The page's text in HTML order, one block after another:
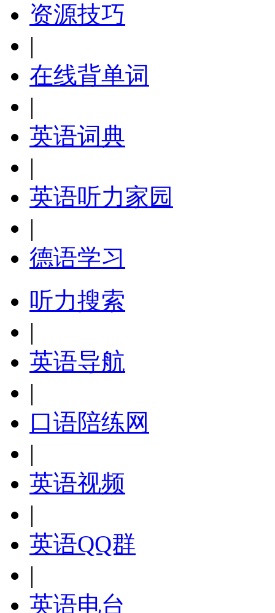
资源技巧
|
在线背单词
|
英语词典
|
英语听力家园
|
德语学习
听力搜索
|
英语导航
|
口语陪练网
|
英语视频
|
英语QQ群
|
英语电台